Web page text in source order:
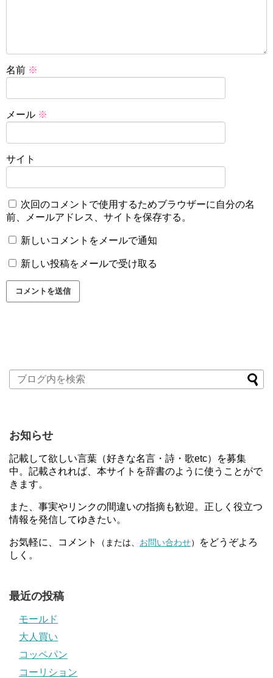
名前 ※
メール ※
サイト
次回のコメントで使用するためブラウザーに自分の名
前、メールアドレス、サイトを保存する。
新しいコメントをメールで通知
新しい投稿をメールで受け取る
お知らせ
記載して欲しい言葉（好きな名言・詩・歌etc）を募集
中。記載されれば、本サイトを辞書のように使うことがで
きます。
また、事実やリンクの間違いの指摘も歓迎。正しく役立つ
情報を発信してゆきたい。
お気軽に、コメント （または、 お問い合わせ）
をどうぞよろ
しく。
最近の投稿
モールド
大人買い
コッペパン
コーリション